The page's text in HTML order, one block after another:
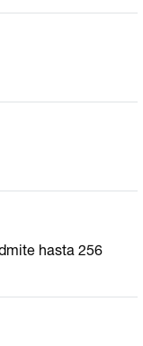
hasta 256